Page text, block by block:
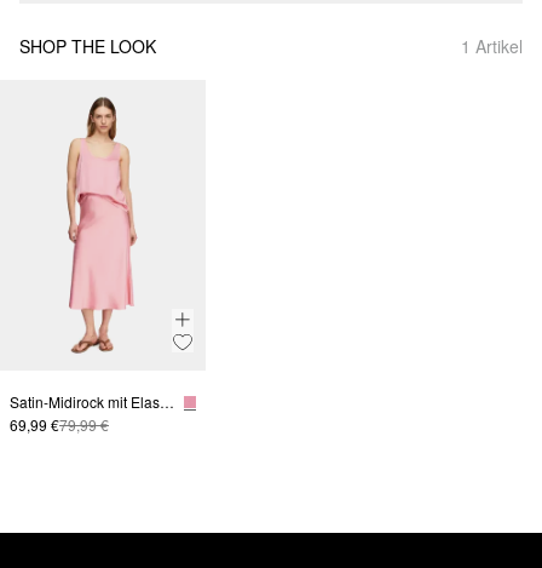
SHOP THE LOOK 1 Artikel
Satin-Midirock mit Elastikbund
69,99 €79,99 €